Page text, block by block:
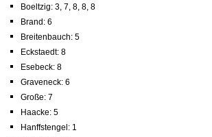
Boeltzig: 3, 7, 8, 8, 8
Brand: 6
Breitenbauch: 5
Eckstaedt: 8
Esebeck: 8
Graveneck: 6
Große: 7
Haacke: 5
Hanffstengel: 1